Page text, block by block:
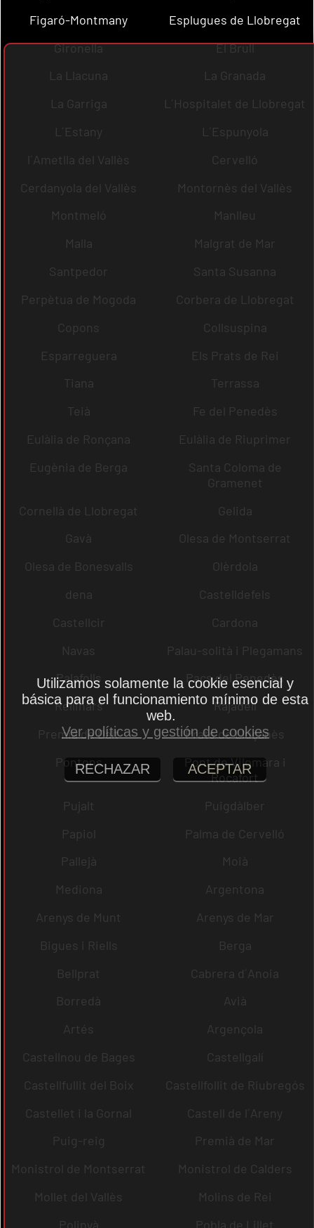
Figaró-Montmany
Esplugues de Llobregat
Gironella
El Brull
La Llacuna
La Granada
La Garriga
L´Hospitalet de Llobregat
L´Estany
L´Espunyola
l´Ametlla del Vallès
Cervelló
Cerdanyola del Vallès
Montornès del Vallès
Montmeló
Manlleu
Malla
Malgrat de Mar
Santpedor
Santa Susanna
Perpètua de Mogoda
Corbera de Llobregat
Copons
Collsuspina
Esparreguera
Els Prats de Rei
Tiana
Terrassa
Teià
Fe del Penedès
Eulàlia de Ronçana
Eulàlia de Riuprimer
Eugènia de Berga
Santa Coloma de
Gramenet
Cornellà de Llobregat
Gelida
Gavà
Olesa de Montserrat
Olesa de Bonesvalls
Olèrdola
dena
Castelldefels
Castellcir
Cardona
Navas
Palau-solità i Plegamans
Palafolls
Pacs del Penedès
Rellinars
Rajadell
Premià de Dalt
Prats de Lluçanès
Pontons
Pont de Vilomara i
Rocafort
Pujalt
Puigdàlber
Papiol
Palma de Cervelló
Pallejà
Moià
Mediona
Argentona
Arenys de Munt
Arenys de Mar
Bigues i Riells
Berga
Bellprat
Cabrera d´Anoia
Borredà
Avià
Artés
Argençola
Castellnou de Bages
Castellgalí
Castellfullit del Boix
Castellfollit de Riubregós
Castellet i la Gornal
Castell de l´Areny
Puig-reig
Premià de Mar
Monistrol de Montserrat
Monistrol de Calders
Mollet del Vallès
Molins de Rei
Polinyà
Pobla de Lillet
Utilizamos solamente la cookie esencial y
básica para el funcionamiento mínimo de esta
web.
Ver políticas y gestión de cookies
RECHAZAR ACEPTAR